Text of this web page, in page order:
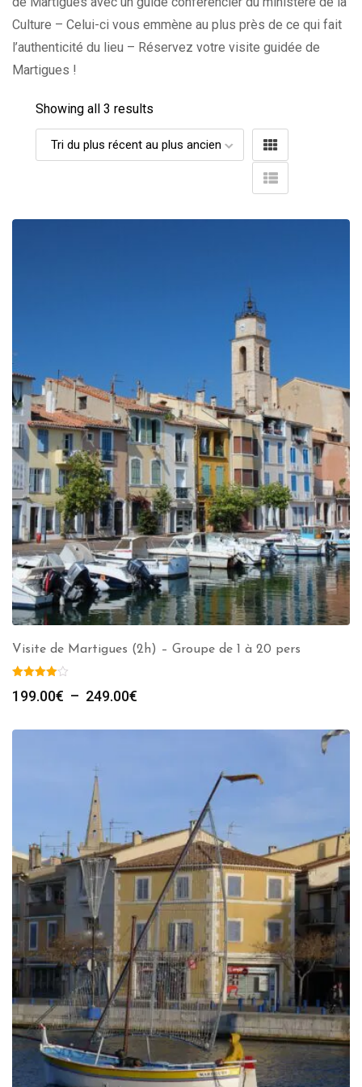
Culture – Celui-ci vous emmène au plus près de ce qui fait
l’authenticité du lieu – Réservez votre visite guidée de
Martigues !
Showing all 3 results
Visite de Martigues (2h) – Groupe de 1 à 20 pers
199.00€ – 249.00€
prix :